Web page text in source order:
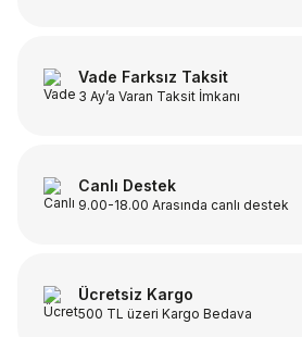
Vade Farksız Taksit
3 Ay’a Varan Taksit İmkanı
Canlı Destek
9.00-18.00 Arasında canlı destek
Ücretsiz Kargo
500 TL üzeri Kargo Bedava